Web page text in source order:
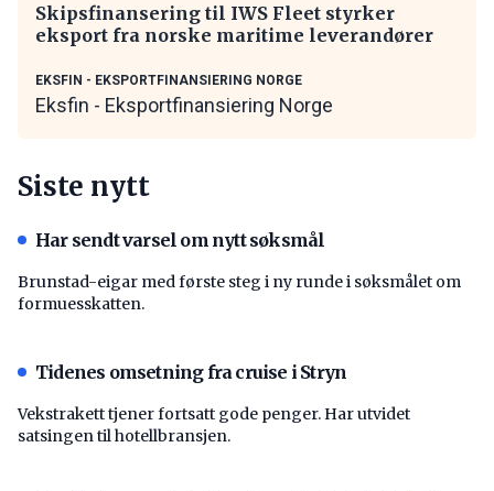
Skipsfinansering til IWS Fleet styrker
eksport fra norske maritime leverandører
EKSFIN - EKSPORTFINANSIERING NORGE
Eksfin - Eksportfinansiering Norge
Siste nytt
Har sendt varsel om nytt søksmål
Brunstad-eigar med første steg i ny runde i søksmålet om
formuesskatten.
Tidenes omsetning fra cruise i Stryn
Vekstrakett tjener fortsatt gode penger. Har utvidet
satsingen til hotellbransjen.